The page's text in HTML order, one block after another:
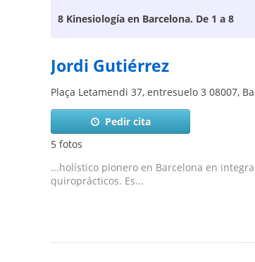
8 Kinesiología en Barcelona. De 1 a 8
Jordi Gutiérrez
Plaça Letamendi 37, entresuelo 3 08007,
Pedir cita
5 fotos
...holístico pionero en Barcelona en
quiroprácticos. Es...